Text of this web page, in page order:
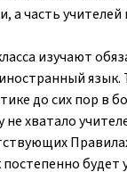
часть
изучают
до сих пор в
не хватало